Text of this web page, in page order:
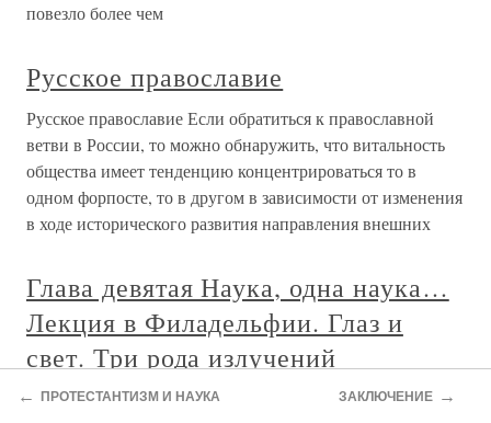
повезло более чем
Русское православие
Русское православие Если обратиться к православной
ветви в России, то можно обнаружить, что витальность
общества имеет тенденцию концентрироваться то в
одном форпосте, то в другом в зависимости от изменения
в ходе исторического развития направления внешних
Глава девятая Наука, одна наука…
Лекция в Филадельфии. Глаз и
свет. Три рода излучений
Глава девятая Наука, одна наука… Лекция в
← ПРОТЕСТАНТИЗМ И НАУКА ЗАКЛЮЧЕНИЕ →